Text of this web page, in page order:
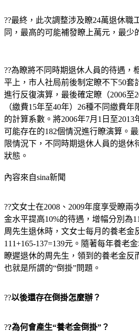
??最終，此次調整涉及瞭24萬退休職
同，最高的可能補發瞭上萬元，最少
??為瞭將不同時期退休人員的待遇，
平上，市人社局前後制定瞭不下50套
進行反復演算，最後確定瞭（2006至
（繳費15年至40年）26種不同繳費
的計算系數。將2006年7月1日至2013
可能存在的182個情況進行瞭演算。
限情況下，不同時期退休人員的退休
狀態。
內容來自sina新聞
??文女士在2008、2009年度享受瞭
金水平提高10%的待遇，增幅分別為
周先生退休時，文女士每月的養老金
111+165-137=139元。隨著每年養老
瞭遲退休的周先生，領到的養老金反
也就是所謂的“倒掛”問題。
??以後還存在倒掛怎麼辦？
??為何會產生“養老金倒掛”？